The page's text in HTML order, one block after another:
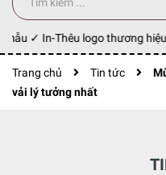
✓ In-Thêu logo thương hiệu
Trang chủ Tin tức
vải lý tưởng nhất